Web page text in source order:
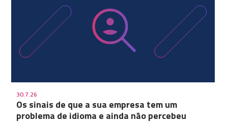
30.7.26
Os sinais de que a sua empresa tem um
problema de idioma e ainda não percebeu